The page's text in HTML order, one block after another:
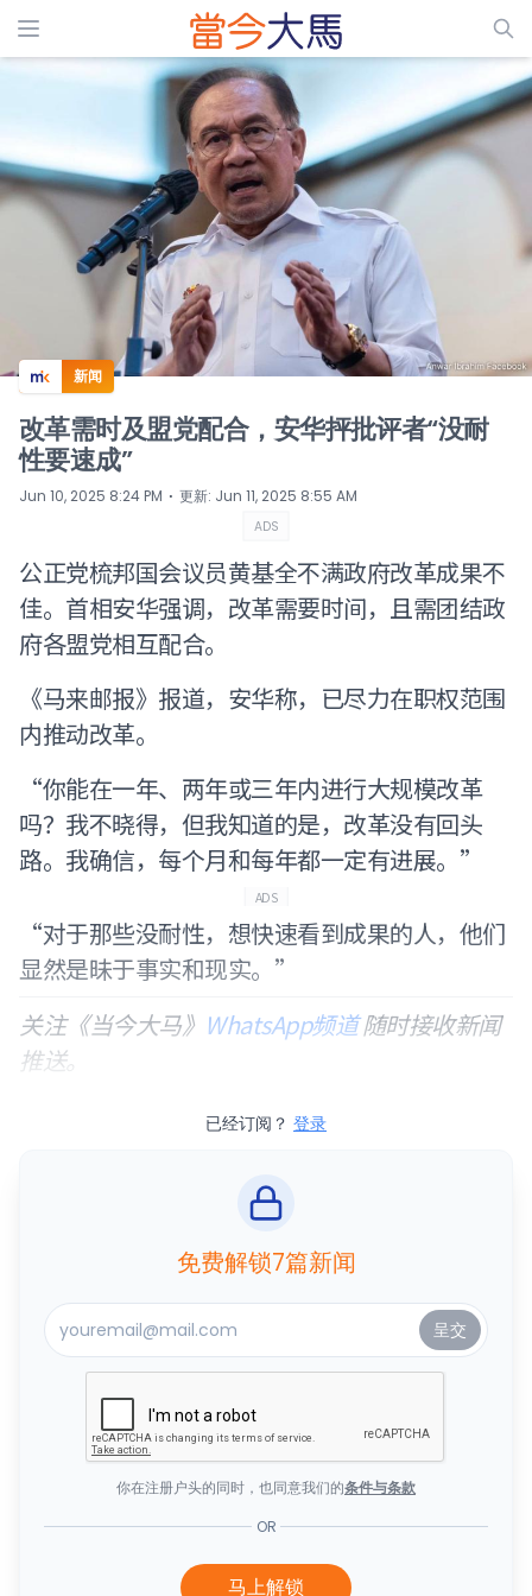
ADS
新闻
改革需时及盟党配合，安华抨批评者“没耐
性要速成”
Jun 10, 2025 8:24 PM ⋅ 更新: Jun 11, 2025 8:55 AM
ADS
公正党梳邦国会议员黄基全不满政府改革成果不
佳。首相安华强调，改革需要时间，且需团结政
府各盟党相互配合。
《马来邮报》报道，安华称，已尽力在职权范围
内推动改革。
“你能在一年、两年或三年内进行大规模改革
吗？我不晓得，但我知道的是，改革没有回头
路。我确信，每个月和每年都一定有进展。”
ADS
“对于那些没耐性，想快速看到成果的人，他们
显然是昧于事实和现实。”
关注《当今大马》 WhatsApp频道随时接收新闻
推送。
已经订阅？ 登录
免费解锁7篇新闻
你在注册户头的同时，也同意我们的条件与条款
OR
马上解锁